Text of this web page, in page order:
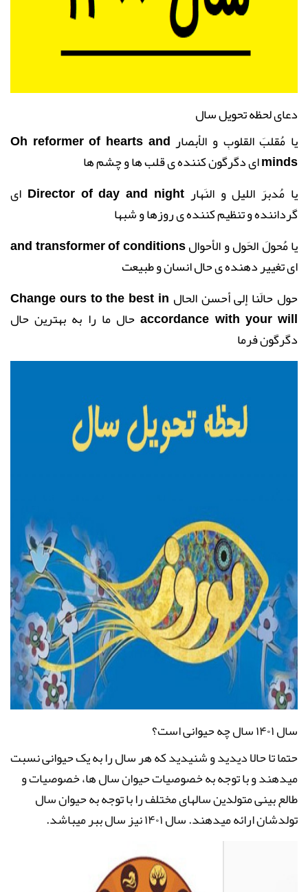
دعای لحظه تحویل سال
یا مُقلبَ القلوبِ و الأبصار Oh reformer of hearts and
mindsای دگرگون کننده ی قلب ها و چشم ها
یا مُدبِرَ اللیلِ و النَهار Director of day and night ای
گرداننده و تنظیم کننده ی روزها و شبها
یا مُحوِلَ الحَولِ و الأحوالand transformer of conditions
ای تغییر دهنده ی حال انسان و طبیعت
حوِل حالَنا إلی أحسنِ الحال Change ours to the best in
accordance with your willحال ما را به بهترین حال
دگرگون فرما
سال ۱۴۰۱ سال چه حیوانی است؟
حتما تا حالا دیدید و شنیدید که هر سال را به یک حیوانی نسبت
میدهند و با توجه به خصوصیات حیوان سال ها، خصوصیات و
طالع بینی متولدین سالهای مختلف را با توجه به حیوان سال
تولدشان ارائه میدهند. سال ۱۴۰۱ نیز سال ببر میباشد
.